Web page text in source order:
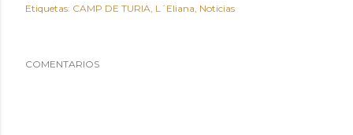
Etiquetas: CAMP DE TURIA L´Eliana Noticias
COMENTARIOS